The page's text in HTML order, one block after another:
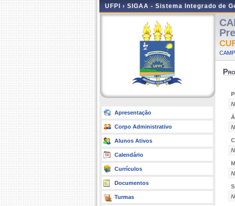
UFPI › SIGAA - Sistema Integrado de
Apresentação
Corpo Administrativo
Alunos Ativos
Calendário
Currículos
Documentos
Turmas